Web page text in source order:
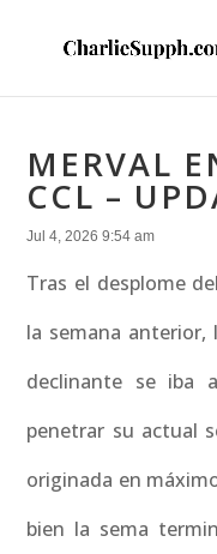
MERVAL
CCL –
Jul 4, 2026 9:54 am
Tras el desplome
la semana
declinante se iba
penetrar su actual
originada en
bien la sema